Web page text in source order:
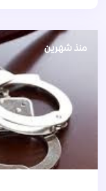
منذ شهرين